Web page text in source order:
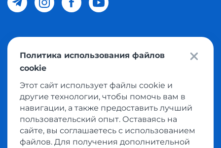
© 2026 Meest Shopping доставка покупок с интернет
магазинов мира в Узбекистан. Все права защищены
Политика конфиденциальности
Условия использования сервисом выкупа товаров
Политика использования файлов
cookie
Этот сайт использует файлы cookie и
другие технологии, чтобы помочь вам в
навигации, а также предоставить лучший
пользовательский опыт. Оставаясь на
сайте, вы соглашаетесь с использованием
файлов. Для получения дополнительной